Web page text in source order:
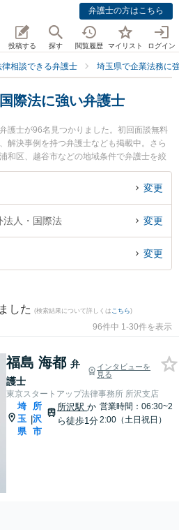
弁護士の方はこちら
投稿する 探す 閲覧履歴 マイリスト ログイン
相談できる弁護士 埼玉県で企業法務に
際法に強い弁護士
護士が96名見つかりました。初回面談無料
解決事例を持つ弁護士なども掲載中。さら
和区、越谷市などの地域条件で弁護士を絞
問弁護士契約や契約書作成・リーガルチェ
の細かな分野での絞り込み検索もでき便利
のプロフィール情報や弁護士費用、強みな
土日や夜間に発生した海外法人・国際法の
たい』『海外法人・国際法のトラブル解決
変更
法人・国際法 変更
変更
した (検索結果について詳しくは こちら)
96件中 1-30件を表示
福島 海都 弁
護士
インタビューを
見る
東京スタートアップ法律事務所 所沢支店
埼
玉
県
|
所
沢
市
所沢駅か
ら徒歩1分
営業時間：06:30~2
2:00（土日祝日）